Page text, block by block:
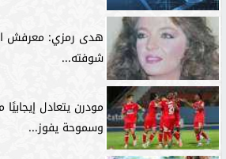
هدى رمزي: معرفش
شوفته...
مودرن يتعادل
وسموحة يفوز...